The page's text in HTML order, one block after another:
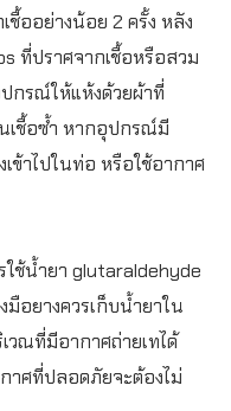
ออย่างน้อย 2 ครั้ง หลัง
ที่ปราศจากเชื้อหรือสวม
กรณ์ให้แห้งด้วยผ้าที่
เชื้อซ้ำ หากอุปกรณ์มี
าไปในท่อ หรือใช้อากาศ
ช้น้ำยา glutaraldehyde
อยางควรเก็บน้ำยาใน
วณที่มีอากาศถ่ายเทได้
าศที่ปลอดภัยจะต้องไม่